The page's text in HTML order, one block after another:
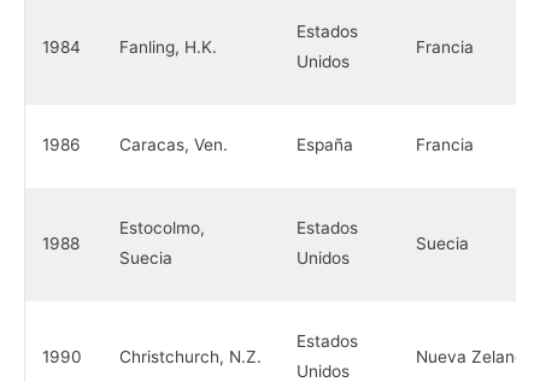
1984 Fanling, H.K.
Estados
Unidos
Francia
1986 Caracas, Ven. España Francia
1988
Estocolmo,
Suecia
Estados
Unidos
Suecia
1990 Christchurch, N.Z.
Estados
Unidos
Nueva Zelanda